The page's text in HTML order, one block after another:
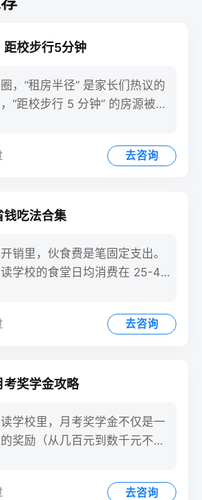
距校步行5分钟
，“租房半径” 是家长们热议的
“距校步行 5 分钟” 的房源被视
去咨询
钱吃法合集
销里，伙食费是笔固定支出。
学校的食堂日均消费在 25-40
去咨询
考奖学金攻略
学校里，月考奖学金不仅是一
奖励（从几百元到数千元不
去咨询